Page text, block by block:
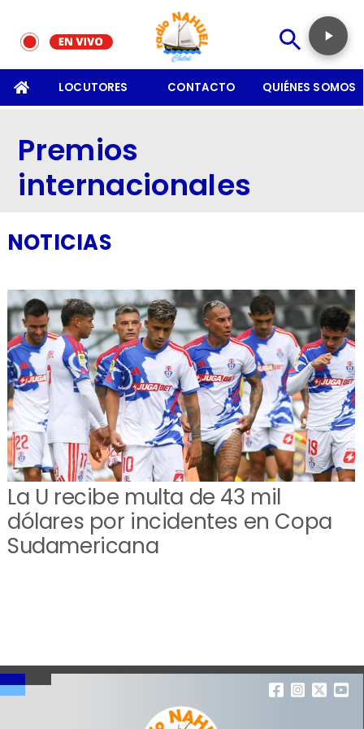
LOCUTORES CONTACTO QUIÉNES SOMOS
Premios
internacionales
NOTICIAS
La U recibe multa de 43 mil
dólares por incidentes en Copa
Sudamericana